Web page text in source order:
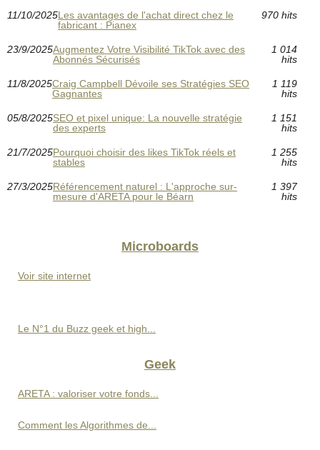
11/10/2025Les avantages de l'achat direct chez le
fabricant : Pianex
970 hits
23/9/2025Augmentez Votre Visibilité TikTok avec des
Abonnés Sécurisés
1 014
hits
11/8/2025Craig Campbell Dévoile ses Stratégies SEO
Gagnantes
1 119
hits
05/8/2025SEO et pixel unique: La nouvelle stratégie
des experts
1 151
hits
21/7/2025Pourquoi choisir des likes TikTok réels et
stables
1 255
hits
27/3/2025Référencement naturel : L'approche sur-
mesure d'ARETA pour le Béarn
1 397
hits
Microboards
Voir site internet
Le N°1 du Buzz geek et high...
Geek
ARETA : valoriser votre fonds...
Comment les Algorithmes de...